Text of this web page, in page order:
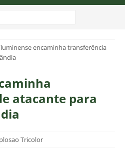
encaminha transferência
atacante para
Tricolor